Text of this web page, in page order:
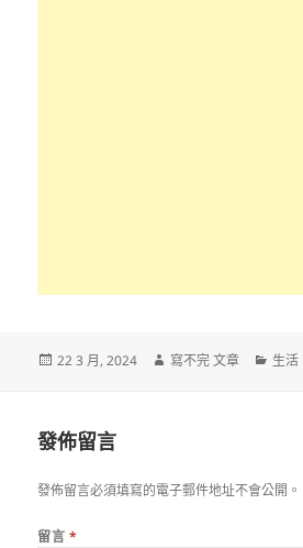
發
22 3 月, 2024
作
寫不完 文章
分
生活
發佈留言
發佈留言必須填寫的電子郵件地址不會公開。
留言 *